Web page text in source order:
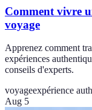
Comment vivre
voyage
Apprenez comment
expériences
conseils d'experts.
voyageexpérience
Aug 5